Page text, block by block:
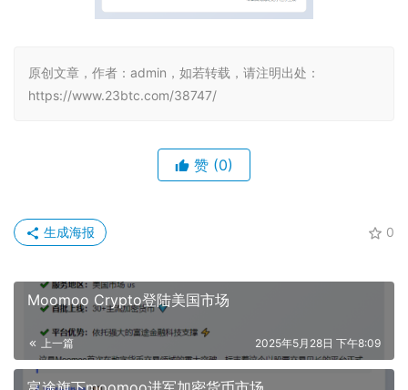
原创文章，作者：admin，如若转载，请注明出处：
https://www.23btc.com/38747/
赞 (0)
0
生成海报
Moomoo Crypto登陆美国市场
上一篇 2025年5月28日 下午8:09